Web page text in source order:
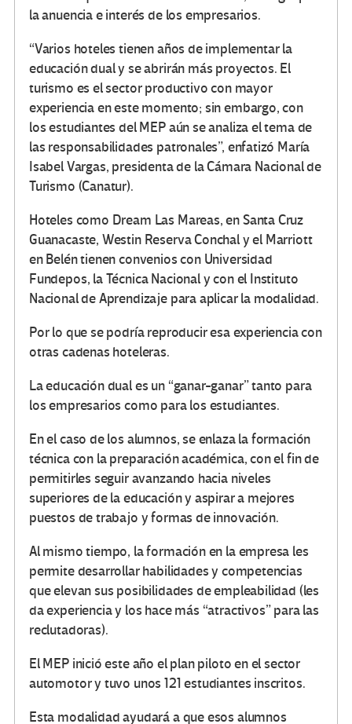
la anuencia e interés de los empresarios.
“Varios hoteles tienen años de implementar la
educación dual y se abrirán más proyectos. El
turismo es el sector productivo con mayor
experiencia en este momento; sin embargo, con
los estudiantes del MEP aún se analiza el tema de
las responsabilidades patronales”, enfatizó María
Isabel Vargas, presidenta de la Cámara Nacional de
Turismo (Canatur).
Hoteles como Dream Las Mareas, en Santa Cruz
Guanacaste, Westin Reserva Conchal y el Marriott
en Belén tienen convenios con Universidad
Fundepos, la Técnica Nacional y con el Instituto
Nacional de Aprendizaje para aplicar la modalidad.
Por lo que se podría reproducir esa experiencia con
otras cadenas hoteleras.
La educación dual es un “ganar-ganar” tanto para
los empresarios como para los estudiantes.
En el caso de los alumnos, se enlaza la formación
técnica con la preparación académica, con el fin de
permitirles seguir avanzando hacia niveles
superiores de la educación y aspirar a mejores
puestos de trabajo y formas de innovación.
Al mismo tiempo, la formación en la empresa les
permite desarrollar habilidades y competencias
que elevan sus posibilidades de empleabilidad (les
da experiencia y los hace más “atractivos” para las
reclutadoras).
El MEP inició este año el plan piloto en el sector
automotor y tuvo unos 121 estudiantes inscritos.
Esta modalidad ayudará a que esos alumnos